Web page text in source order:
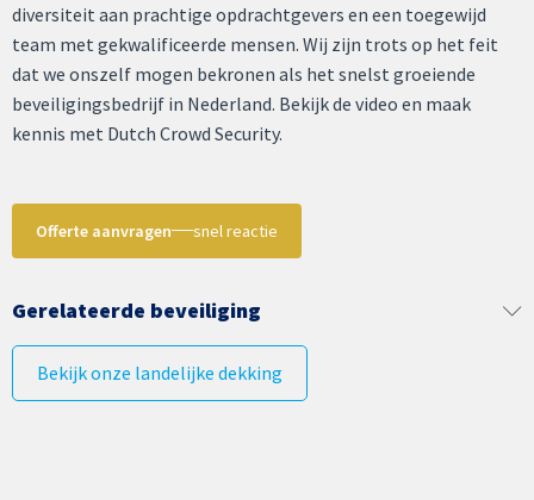
diversiteit aan prachtige opdrachtgevers en een toegewijd
team met gekwalificeerde mensen. Wij zijn trots op het feit
dat we onszelf mogen bekronen als het snelst groeiende
beveiligingsbedrijf in Nederland. Bekijk de video en maak
kennis met Dutch Crowd Security.
Offerte aanvragen snel reactie
Gerelateerde beveiliging
Bekijk onze landelijke dekking